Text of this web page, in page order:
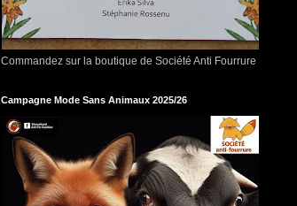
Commandez sur la boutique de Société Anti Fourrure
Campagne Mode Sans Animaux 2025/26